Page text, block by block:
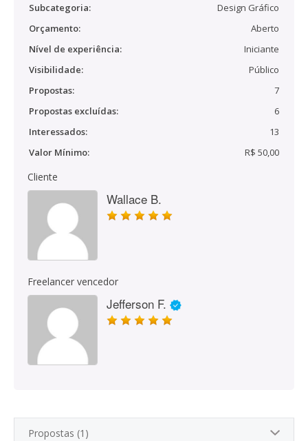
Subcategoria:
Design Gráfico
Orçamento:
Aberto
Nível de experiência:
Iniciante
Visibilidade:
Público
Propostas:
7
Propostas excluídas:
6
Interessados:
13
Valor Mínimo:
R$ 50,00
Cliente
Wallace B.
Freelancer vencedor
Jefferson F.
Propostas (1)